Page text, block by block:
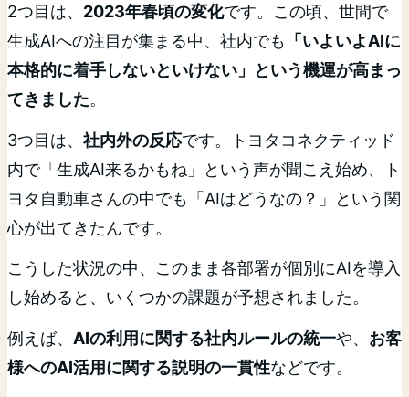
2つ目は、 2023年春頃の変化です。この頃、世間で
生成AIへの注目が集まる中、社内でも 「いよいよAIに
本格的に着手しないといけない」という機運が高まっ
てきました。
3つ目は、 社内外の反応です。トヨタコネクティッド
内で「生成AI来るかもね」という声が聞こえ始め、ト
ヨタ自動車さんの中でも「AIはどうなの？」という関
心が出てきたんです。
こうした状況の中、このまま各部署が個別にAIを導入
し始めると、いくつかの課題が予想されました。
例えば、 AIの利用に関する社内ルールの統一や、 お客
様へのAI活用に関する説明の一貫性などです。